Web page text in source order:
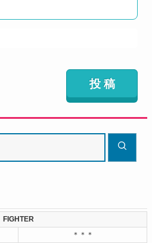
FIGHTER
＊＊＊